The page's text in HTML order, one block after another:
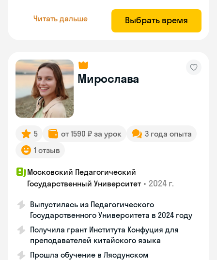
Читать дальше Выбрать время
Мирослава
5 от 1590 ₽ за урок
3 года опыта
1 отзыв
Московский Педагогический
Государственный Университет • 2024 г.
Выпустилась из Педагогического
Государственного Университета в 2024 году
Получила грант Института Конфуция для
преподавателей китайского языка
Прошла обучение в Ляодунском